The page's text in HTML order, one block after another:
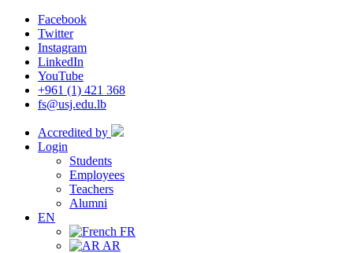
Facebook
Twitter
Instagram
LinkedIn
YouTube
+961 (1) 421 368
fs@usj.edu.lb
Accredited by
Login
Students
Employees
Teachers
Alumni
EN
FR
AR